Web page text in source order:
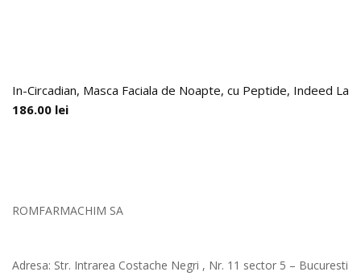
In-Circadian, Masca Faciala de Noapte, cu Peptide, Indeed
186.00 lei
ROMFARMACHIM SA
Adresa: Str. Intrarea Costache Negri , Nr. 11 sector 5 – Bucuresti